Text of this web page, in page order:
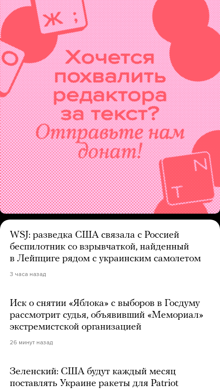
WSJ: разведка США связала с Россией
беспилотник со взрывчаткой, найденный
в Лейпциге рядом с украинским самолетом
3 часа назад
Иск о снятии «Яблока» с выборов в Госдуму
рассмотрит судья, объявивший «Мемориал»
экстремистской организацией
26 минут назад
Зеленский: США будут каждый месяц
поставлять Украине ракеты для Patriot